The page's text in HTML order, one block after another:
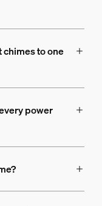
chimes to one
power